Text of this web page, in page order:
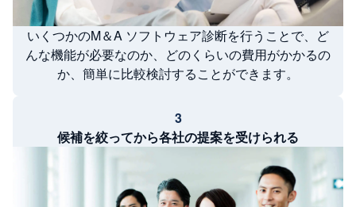
いくつかのM＆A ソフトウェア診断を行うことで、ど
んな機能が必要なのか、どのくらいの費用がかかるの
か、簡単に比較検討することができます。
3
候補を絞ってから各社の提案を受けられる